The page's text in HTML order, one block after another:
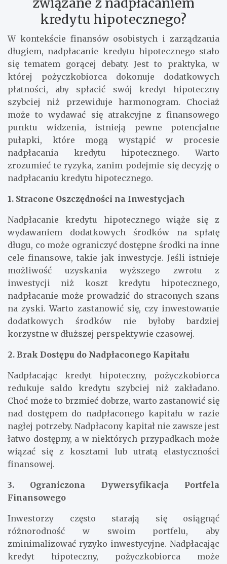
Jakie są potencjalne pułapki
związane z nadpłacaniem
kredytu hipotecznego?
W kontekście finansów osobistych i zarządzania
długiem, nadpłacanie kredytu hipotecznego stało
się tematem gorącej debaty. Jest to praktyka, w
której pożyczkobiorca dokonuje dodatkowych
płatności, aby spłacić swój kredyt hipoteczny
szybciej niż przewiduje harmonogram. Chociaż
może to wydawać się atrakcyjne z finansowego
punktu widzenia, istnieją pewne potencjalne
pułapki, które mogą wystąpić w procesie
nadpłacania kredytu hipotecznego. Warto
zrozumieć te ryzyka, zanim podejmie się decyzję o
nadpłacaniu kredytu hipotecznego.
1. Stracone Oszczędności na Inwestycjach
Nadpłacanie kredytu hipotecznego wiąże się z
wydawaniem dodatkowych środków na spłatę
długu, co może ograniczyć dostępne środki na inne
cele finansowe, takie jak inwestycje. Jeśli istnieje
możliwość uzyskania wyższego zwrotu z
inwestycji niż koszt kredytu hipotecznego,
nadpłacanie może prowadzić do straconych szans
na zyski. Warto zastanowić się, czy inwestowanie
dodatkowych środków nie byłoby bardziej
korzystne w dłuższej perspektywie czasowej.
2. Brak Dostępu do Nadpłaconego Kapitału
Nadpłacając kredyt hipoteczny, pożyczkobiorca
redukuje saldo kredytu szybciej niż zakładano.
Choć może to brzmieć dobrze, warto zastanowić się
nad dostępem do nadpłaconego kapitału w razie
nagłej potrzeby. Nadpłacony kapitał nie zawsze jest
łatwo dostępny, a w niektórych przypadkach może
wiązać się z kosztami lub utratą elastyczności
finansowej.
3. Ograniczona Dywersyfikacja Portfela
Finansowego
Inwestorzy często starają się osiągnąć
różnorodność w swoim portfelu, aby